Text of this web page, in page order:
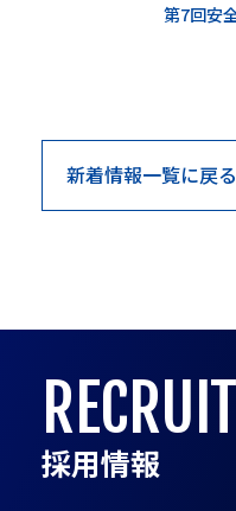
第7回安
新着情報一覧に戻る
RECRUIT
採用情報